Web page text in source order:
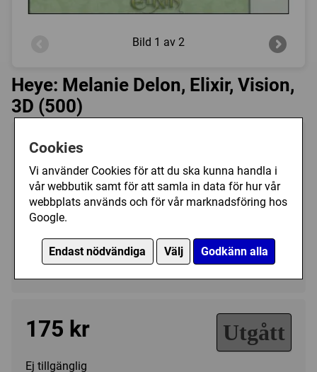
Cookies
Vi använder Cookies för att du ska kunna handla i
vår webbutik samt för att samla in data för hur vår
webbplats används och för vår marknadsföring hos
Google.
Endast nödvändiga Välj Godkänn alla
Bild 1 av 2
Heye: Melanie Delon, Elixir, Vision,
3D (500)
Tillverkare:
Antal bitar:
500
Storlek:48 x 34 cm
Art.nr.:HE29445
Antal Bitar/500 - 999
175 kr Utgått
Ej tillgänglig